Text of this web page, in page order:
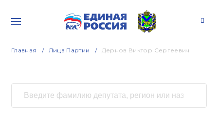
Главная Лица Партии Дернов Виктор Сергеевич